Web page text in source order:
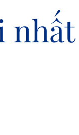
nhất